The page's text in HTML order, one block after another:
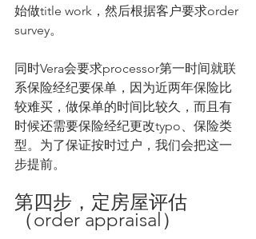
始做title work，然后根据客户要求order
survey。
同时Vera会要求processor第一时间就联
系保险经纪要保单，因为近两年保险比
较难买，做保单的时间比较久，而且有
时候还需要保险经纪更改typo、保险类
型。为了保证按时过户，我们会把这一
步提前。
第四步，定房屋评估
（order appraisal）